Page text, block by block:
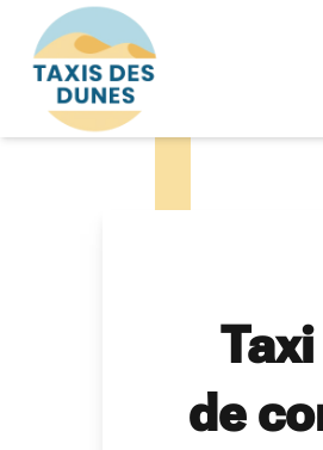
content
de